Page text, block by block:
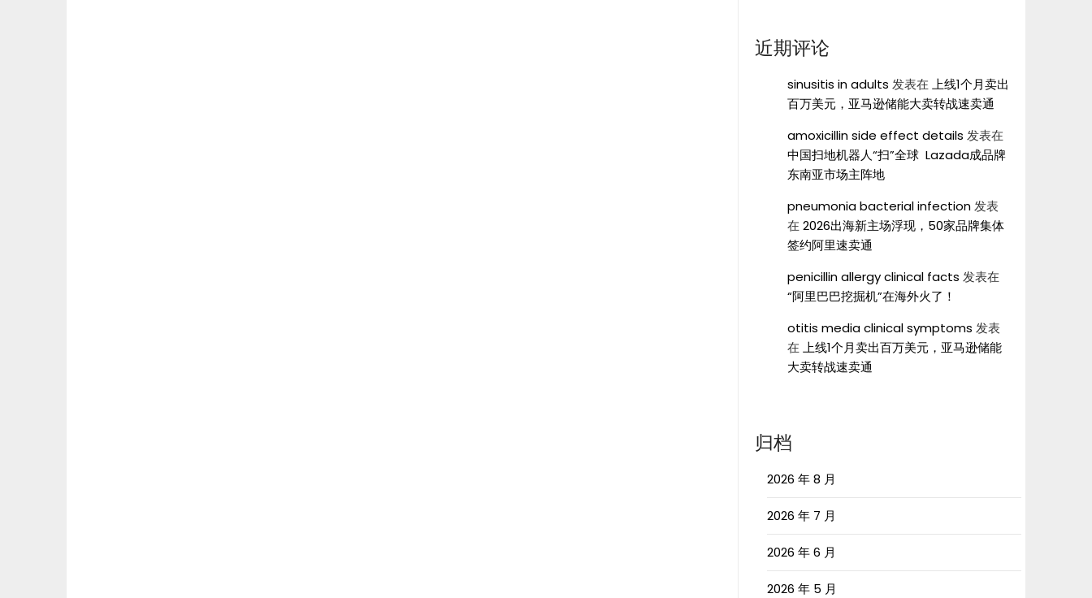
近期评论
sinusitis in adults 发表在上线1个月卖出
百万美元，亚马逊储能大卖转战速卖通
amoxicillin side effect details 发表在
中国扫地机器人“扫”全球 Lazada成品牌
东南亚市场主阵地
pneumonia bacterial infection发表
在2026出海新主场浮现，50家品牌集体
签约阿里速卖通
penicillin allergy clinical facts 发表在
“阿里巴巴挖掘机”在海外火了！
otitis media clinical symptoms 发表
在上线1个月卖出百万美元，亚马逊储能
大卖转战速卖通
归档
2026 年 8 月
2026 年 7 月
2026 年 6 月
2026 年 5 月